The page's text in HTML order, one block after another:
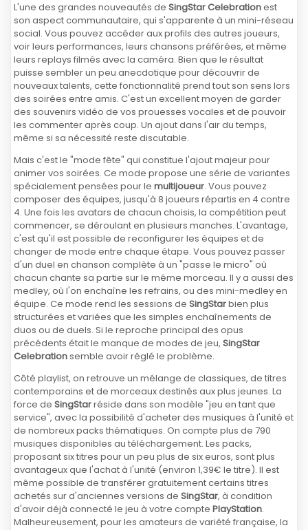
L'une des grandes nouveautés de SingStar Celebrationest
son aspect communautaire, qui s'apparente à un mini-réseau
social. Vous pouvez accéder aux profils des autres joueurs,
voir leurs performances, leurs chansons préférées, et même
leurs replays filmés avec la caméra. Bien que le résultat
puisse sembler un peu anecdotique pour découvrir de
nouveaux talents, cette fonctionnalité prend tout son sens lors
des soirées entre amis. C'est un excellent moyen de garder
des souvenirs vidéo de vos prouesses vocales et de pouvoir
les commenter après coup. Un ajout dans l'air du temps,
même si sa nécessité reste discutable.
Mais c'est le "mode fête" qui constitue l'ajout majeur pour
animer vos soirées. Ce mode propose une série de variantes
spécialement pensées pour le multijoueur. Vous pouvez
composer des équipes, jusqu'à 8 joueurs répartis en 4 contre
4. Une fois les avatars de chacun choisis, la compétition peut
commencer, se déroulant en plusieurs manches. L'avantage,
c'est qu'il est possible de reconfigurer les équipes et de
changer de mode entre chaque étape. Vous pouvez passer
d'un duel en chanson complète à un "passe le micro" où
chacun chante sa partie sur le même morceau. Il y a aussi des
medley, où l'on enchaîne les refrains, ou des mini-medley en
équipe. Ce mode rend les sessions de SingStarbien plus
structurées et variées que les simples enchaînements de
duos ou de duels. Si le reproche principal des opus
précédents était le manque de modes de jeu, SingStar
Celebrationsemble avoir réglé le problème.
Côté playlist, on retrouve un mélange de classiques, de titres
contemporains et de morceaux destinés aux plus jeunes. La
force de SingStarréside dans son modèle "jeu en tant que
service", avec la possibilité d'acheter des musiques à l'unité et
de nombreux packs thématiques. On compte plus de 790
musiques disponibles au téléchargement. Les packs,
proposant six titres pour un peu plus de six euros, sont plus
avantageux que l'achat à l'unité (environ 1,39€ le titre). Il est
même possible de transférer gratuitement certains titres
achetés sur d'anciennes versions de SingStar, à condition
d'avoir déjà connecté le jeu à votre compte PlayStation.
Malheureusement, pour les amateurs de variété française, la